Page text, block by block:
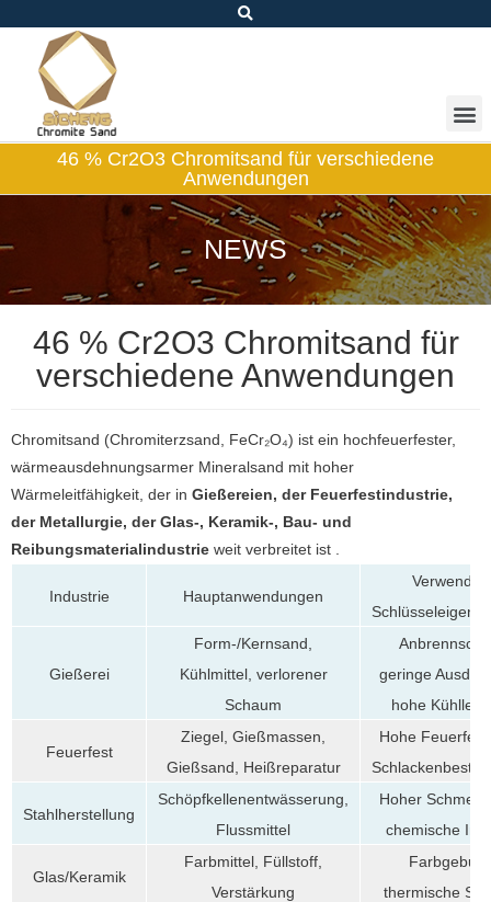
46 % Cr2O3 Chromitsand für verschiedene
Anwendungen
NEWS
46 % Cr2O3 Chromitsand für
verschiedene Anwendungen
Chromitsand (Chromiterzsand, FeCr₂O₄) ist ein hochfeuerfester,
wärmeausdehnungsarmer Mineralsand mit hoher
Wärmeleitfähigkeit, der in Gießereien, der Feuerfestindustrie,
der Metallurgie, der Glas-, Keramik-, Bau- und
Reibungsmaterialindustrie weit verbreitet ist .
Industrie Hauptanwendungen
Gießerei
Form-/Kernsand,
Kühlmittel, verlorener
Schaum
geringe
hohe
Feuerfest
Ziegel, Gießmassen,
Gießsand, Heißreparatur
Hohe
Stahlherstellung
Schöpfkellenentwässerung,
Flussmittel
Hoher
chemische
Glas/Keramik
Farbmittel, Füllstoff,
Verstärkung
thermische